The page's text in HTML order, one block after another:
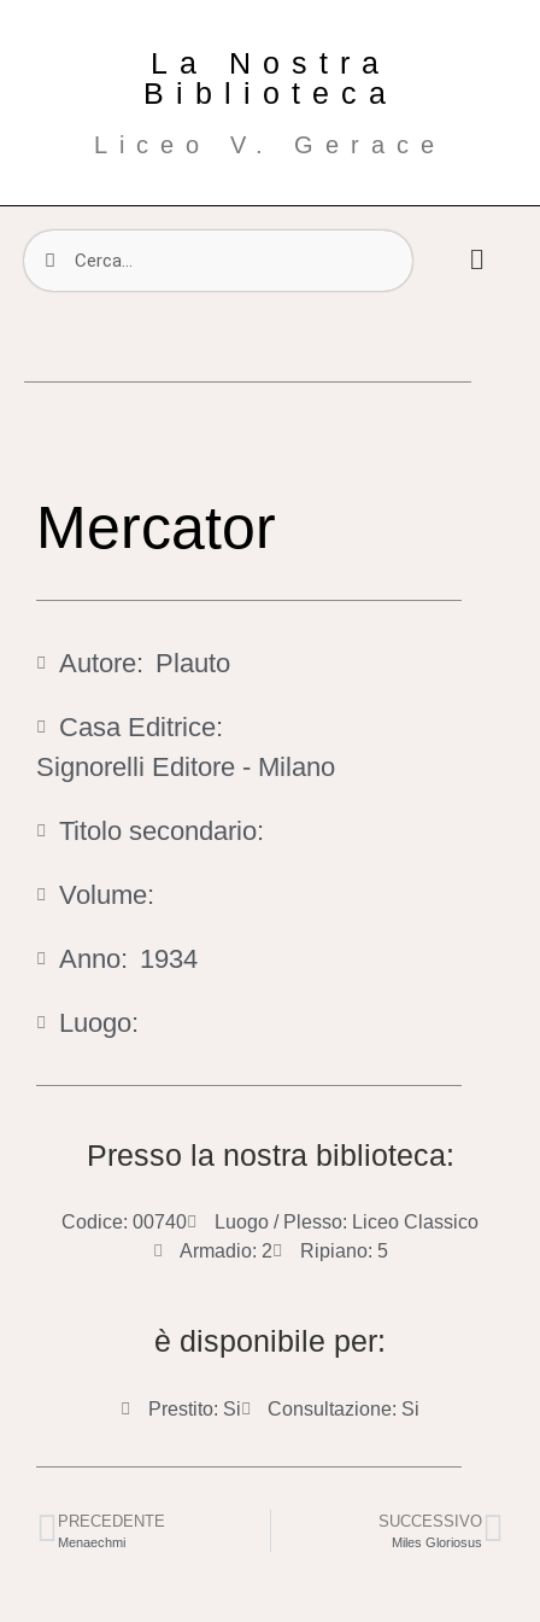
La Nostra
Biblioteca
Liceo V. Gerace
Mercator
Autore: Plauto
Casa Editrice:
Signorelli Editore - Milano
Titolo secondario:
Volume:
Anno: 1934
Luogo:
Presso la nostra biblioteca:
Codice: 00740
Luogo / Plesso: Liceo Classico
Armadio: 2
Ripiano: 5
è disponibile per:
Prestito: Si Consultazione: Si
PRECEDENTE
Menaechmi
SUCCESSIVO
Miles Gloriosus